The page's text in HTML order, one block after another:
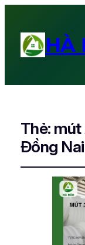
HÀ
Thẻ: mút
Đồng Nai